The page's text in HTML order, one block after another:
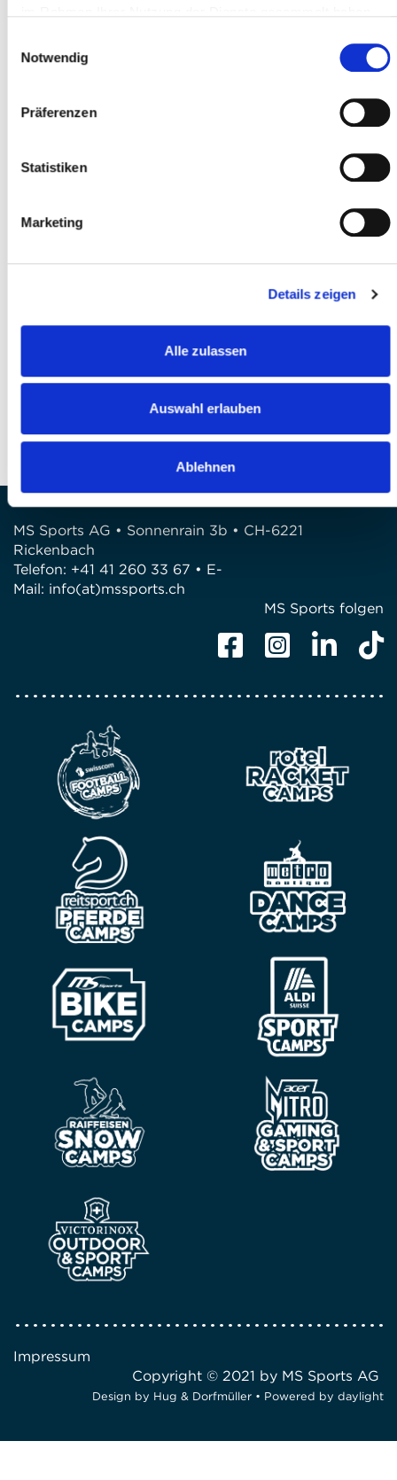
Notwendig
Präferenzen
Statistiken
Marketing
Details zeigen
Alle zulassen
Auswahl erlauben
Ablehnen
Partecipante
Accetto
Ho lettol'informativa sulla privacye do il
Siamo a disposizione di voi!
Telefono: 041 260 33 67
E-Mail: info@mssports.ch
MS Sports AG • Sonnenrain 3b • CH-6221
Rickenbach
Telefon: +41 41 260 33 67 • E-
Mail: info(at)mssports.ch
MS Sports folgen
Impressum
Copyright © 2021 by MS Sports AG
Design by Hug & Dorfmüller • Powered by daylight